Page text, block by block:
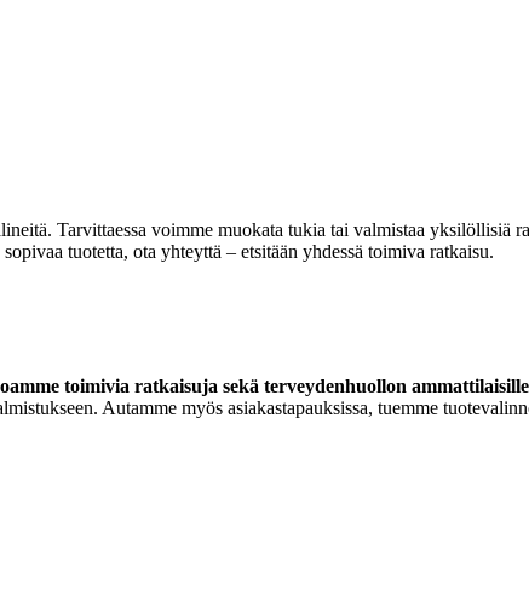
Tarvittaessa voimme muokata tukia tai valmistaa yksilöllisiä
tuotetta, ota yhteyttä – etsitään yhdessä toimiva ratkaisu.
toimivia ratkaisuja sekä terveydenhuollon
Autamme myös asiakastapauksissa, tuemme